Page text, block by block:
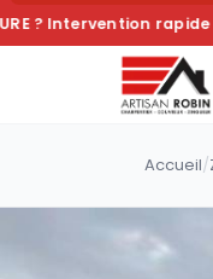
? Intervention rapide
Accueil/